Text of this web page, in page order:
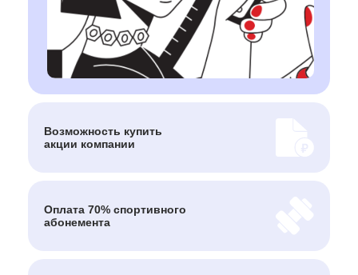
Возможность купить
акции компании
Оплата 70% спортивного
абонемента